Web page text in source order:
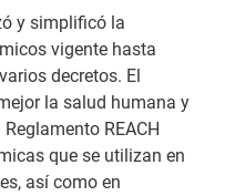
y simplificó la
vigente hasta
decretos. El
la salud humana y
REACH
que se utilizan en
así como en